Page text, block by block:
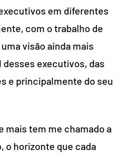
em diferentes
com o trabalho de
visão ainda mais
executivos, das
e principalmente do seu
mais tem me chamado a
o horizonte que cada